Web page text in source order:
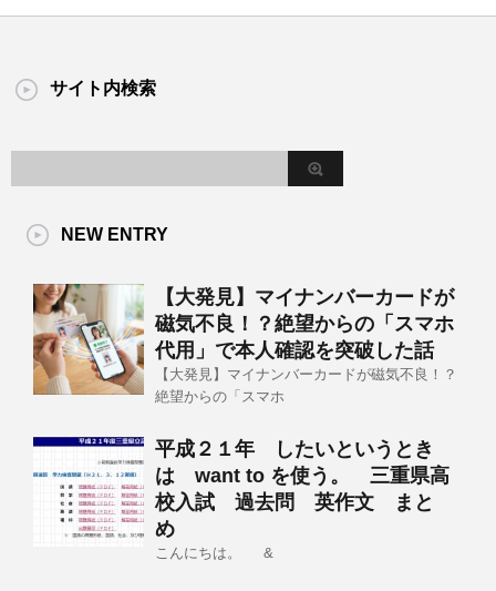
サイト内検索
NEW ENTRY
【大発見】マイナンバーカードが
磁気不良！？絶望からの「スマホ
代用」で本人確認を突破した話
【大発見】マイナンバーカードが磁気不良！？
絶望からの「スマホ
平成２１年 したいというとき
は want to を使う。 三重県高
校入試 過去問 英作文 まと
め
こんにちは。 &